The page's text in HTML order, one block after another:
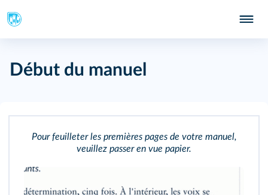
Début du manuel
Pour feuilleter les premières pages de votre manuel,
veuillez passer en vue papier.